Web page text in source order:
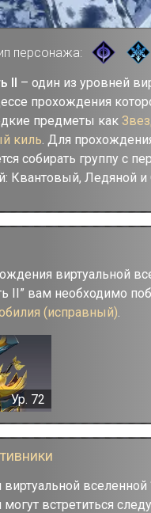
персонажа:
II
– один из уровней
прохождения
предметы как
киль. Для
собирать группу с
Квантовый, Ледяной и
виртуальной
II” вам необходимо
(исправный).
Ур. 72
вселенной
встретиться